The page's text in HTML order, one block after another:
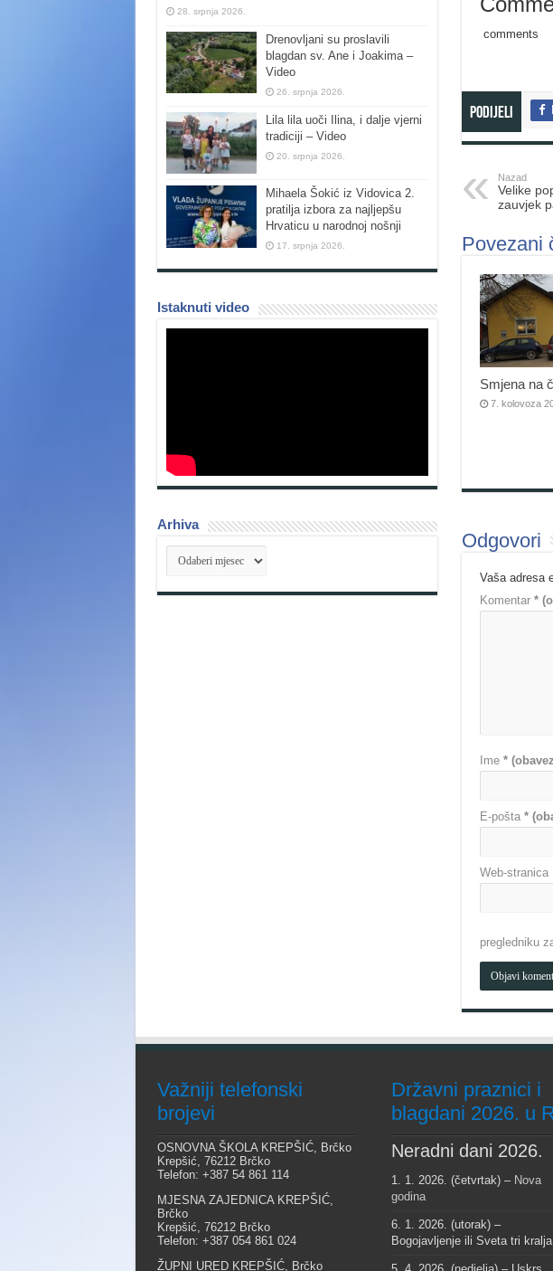
comments
Podijeli
Nazad
Velike
zauvjek
Povezani
Smjena na
7. kolovoza
Odgovori
Vaša adresa
Komentar *
Ime *
E-pošta *
Web-stranica
pregledniku
28. srpnja 2026.
Drenovljani su proslavili
blagdan sv. Ane i Joakima –
Video
26. srpnja 2026.
Lila lila uoči Ilina, i dalje vjerni
tradiciji – Video
20. srpnja 2026.
Mihaela Šokić iz Vidovica 2.
pratilja izbora za najljepšu
Hrvaticu u narodnoj nošnji
17. srpnja 2026.
Istaknuti video
Arhiva
Arhiva
Važniji telefonski
brojevi
OSNOVNA ŠKOLA KREPŠIĆ, Brčko
Krepšić, 76212 Brčko
Telefon: +387 54 861 114
MJESNA ZAJEDNICA KREPŠIĆ,
Brčko
Krepšić, 76212 Brčko
Telefon: +387 054 861 024
ŽUPNI URED KREPŠIĆ, Brčko
Državni praznici i
blagdani 2026. u
Neradni dani 2026.
1. 1. 2026. (četvrtak) – Nova
godina
6. 1. 2026. (utorak) –
Bogojavljenje ili Sveta tri kralja